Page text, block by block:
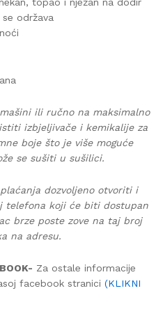
topao i nježan na dodir
održava
ili ručno na maksimalno
izbjeljivače i kemikalije za
boje što je više moguće
se sušiti u sušilici.
dozvoljeno otvoriti i
telefona koji će biti dostupan
brze poste zove na taj broj
na adresu.
Za ostale informacije
facebook stranici (KLIKNI